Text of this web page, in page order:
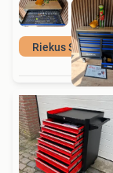
Riekus Stevens